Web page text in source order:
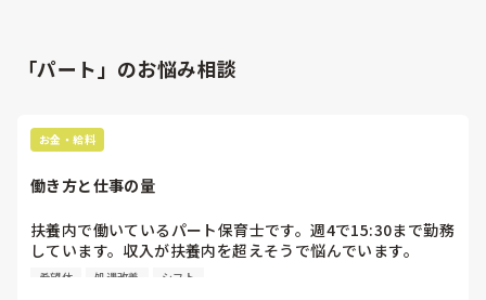
「パート」のお悩み相談
お金・給料
働き方と仕事の量
扶養内で働いているパート保育士です。週4で15:30まで勤務
しています。収入が扶養内を超えそうで悩んでいます。
クラス担任でリーダーや週案月案などもやっているのです
希望休 処遇改善 シフト